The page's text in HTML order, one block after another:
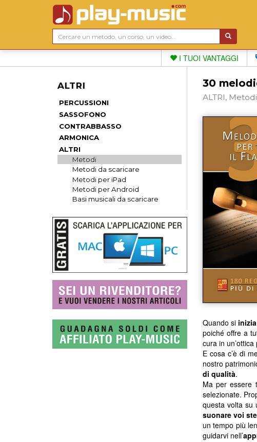
I TUOI VANTAGGI
ALTRI
PERCUSSIONI
SASSOFONO
CONTRABBASSO
ARMONICA
ALTRI
Metodi
Metodi da scaricare
Metodi per iPad
Metodi per Android
Basi musicali da scaricare
30
ALTRI,
Quando si
poiché offre a
cura in
E cosa c’è di
nostro
di qualità.
Ma per essere
selezionate.
questa volta su
suonare voi
un tempo più
guidarvi nell’